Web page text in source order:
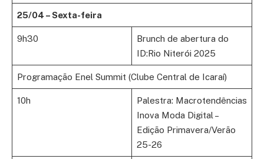
25/04 – Sexta-feira
9h30
Brunch de abertura do
ID:Rio Niterói 2025
Programação Enel Summit (Clube Central de Icaraí)
10h
Palestra: Macrotendências
Inova Moda Digital –
Edição Primavera/Verão
25-26